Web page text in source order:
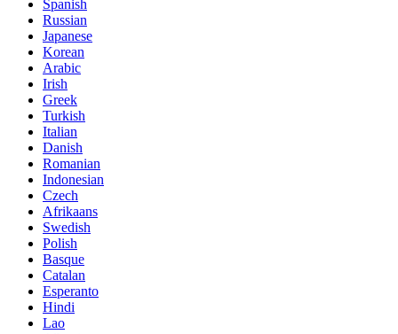
Spanish
Russian
Japanese
Korean
Arabic
Irish
Greek
Turkish
Italian
Danish
Romanian
Indonesian
Czech
Afrikaans
Swedish
Polish
Basque
Catalan
Esperanto
Hindi
Lao